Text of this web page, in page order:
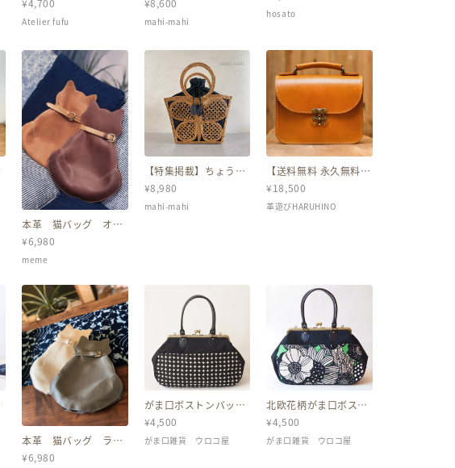
ッグ トートバッグ
¥4,700
Atelier fufu
出掛けかごバッグ☆ お
花見 浴衣
¥8,600
mahi-mahi
hosato
本革 猫バッグ オイ
ルレザー 肩掛けベル
ト付き
¥6,980
meme
【特集掲載】ちょうち
ょ柄のモチーフで優雅
な気分に♪ かごバッグ
バリ島 アタバッグ カ
ゴバッグ 浴衣
¥8,980
mahi-mahi
【送料無料 永久無料保
証】蝶モチーフのアン
ティークなヌメ革
2wayバッグ（全4色）
¥18,500
革遊びHARUHINO
本革 猫バッグ ライ
チグレインレザー 肩掛
けベルト付き
¥6,980
がま口ボストンバッグ/
がま口バッグ/ボストン
バッグ/がま口/がまぐ
ち/ハンドバッグ/鞄/バ
ッグ/布バッグ
¥4,500
がま口雑貨 ウロコ屋
北欧花柄がま口ボスト
ンバッグ/がま口バッ
グ/ボストンバッグ/が
ま口/がまぐち/ハンド
バッグ/鞄/バッグ/布バ
¥4,500
がま口雑貨 ウロコ屋